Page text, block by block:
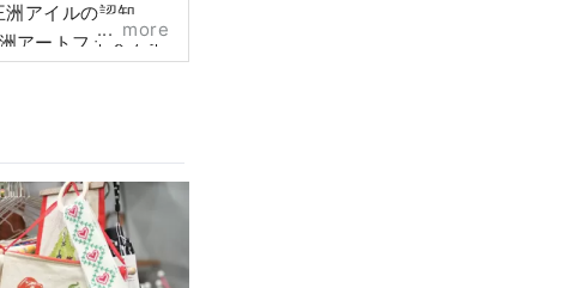
アイルの認知度
アートフェスティ
イルの観光地化を
。訪れる観光客を
都市型観光地を目
more